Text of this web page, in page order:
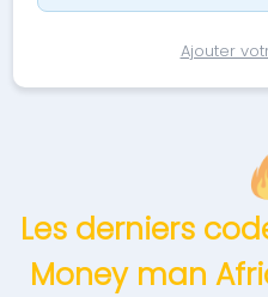
Ajouter
Les derniers
Money man